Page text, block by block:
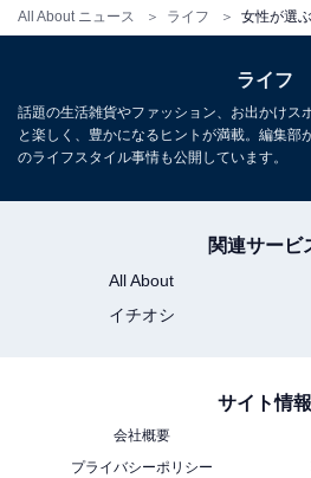
All About ニュース ライフ
ライフ
話題の生活雑貨やファッション、お出かけス
と楽しく、豊かになるヒントが満載。編集部
のライフスタイル事情も公開しています。
関連サービ
All About
イチオシ
サイト情報
会社概要
プライバシーポリシー